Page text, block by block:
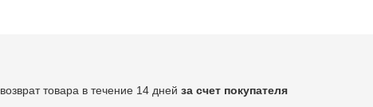
возврат товара в течение 14 дней за счет покупателя